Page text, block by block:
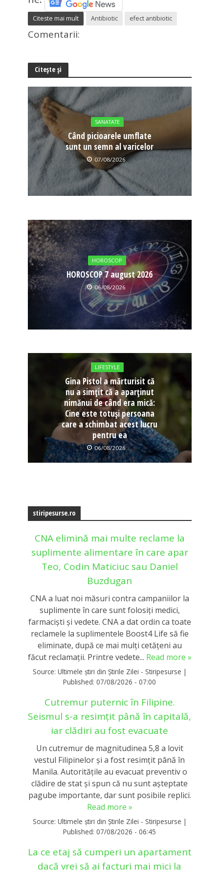
Citeste mai mult Antibiotic efect antibiotic
Comentarii:
Citește și
SANATATE
Când picioarele umflate
sunt un semn al varicelor
07/08/2026
HOROSCOP
HOROSCOP 7 august 2026
06/08/2026
LIFESTYLE
Gina Pistol a mărturisit că
nu a simțit că a aparținut
nimănui de când era mică:
Cine este totuși persoana
care a schimbat acest lucru
pentru ea
06/08/2026
stiripesurse.ro
CNA elimină mai multe reclame la
suplimente alimentare în care apar
Teo, Codin Maticiuc sau Daniel
Buzdugan
CNA a luat noi măsuri contra campaniilor la
suplimente în care sunt folosiţi medici,
farmacişti şi vedete. CNA a dat ordin ca toate
reclamele la suplimentele Boost4 Life să fie
eliminate, după ce mai mulți cetățeni au
făcut reclamații. Printre vedete... Read more »
Source: Ultimele știri din Știrile Zilei - Stiripesurse |
Published: 07/08/2026 - 07:00
Cutremur puternic în Filipine.
Seismul s-a resimțit până în capitală,
iar clădiri au fost evacuate
Un cutremur de magnitudinea 5,8 a lovit
vestul Filipinelor și a fost resimțit până în
Manila. Autoritățile au evacuat preventiv o
clădire de stat și spun că nu sunt așteptate
pagube importante, dar sunt posibile replici.
Read more »
Source: Ultimele știri din Știrile Zilei - Stiripesurse |
Published: 07/08/2026 - 06:45
La ce etaj să cumperi un apartament
dacă vrei să ai facturi mai mici la